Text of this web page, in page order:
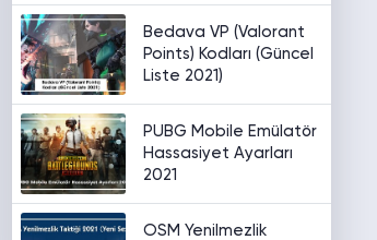
Bedava VP (Valorant
Points) Kodları (Güncel
Liste 2021)
PUBG Mobile Emülatör
Hassasiyet Ayarları
2021
OSM Yenilmezlik